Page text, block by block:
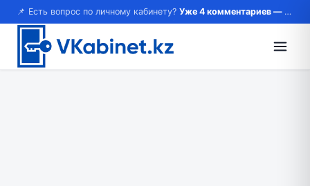
📌 Есть вопрос по личному кабинету? Уже 4 комментариев — возможно, ответ там!